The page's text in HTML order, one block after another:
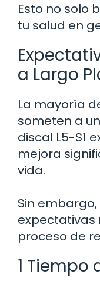
Esto no solo
tu salud en
a Largo
La mayoría
someten a
discal L5-S1
mejora
vida.
Sin
expectativas
proceso de
1 Tiempo